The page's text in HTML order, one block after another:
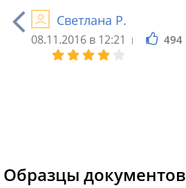
Светлана Р.
08.11.2016 в 12:21 494
Образцы документов